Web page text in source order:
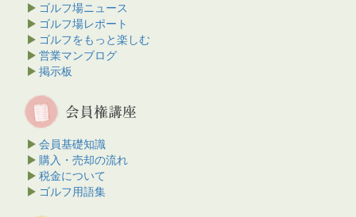
ゴルフ場ニュース
ゴルフ場レポート
ゴルフをもっと楽しむ
営業マンブログ
掲示板
会員基礎知識
購入・売却の流れ
税金について
ゴルフ用語集